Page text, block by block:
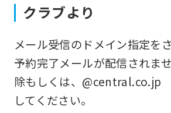
クラブより
メール受信のドメイン指定を
予約完了メールが配信されま
除もしくは、@central.co.jp
してください。
before
using
the